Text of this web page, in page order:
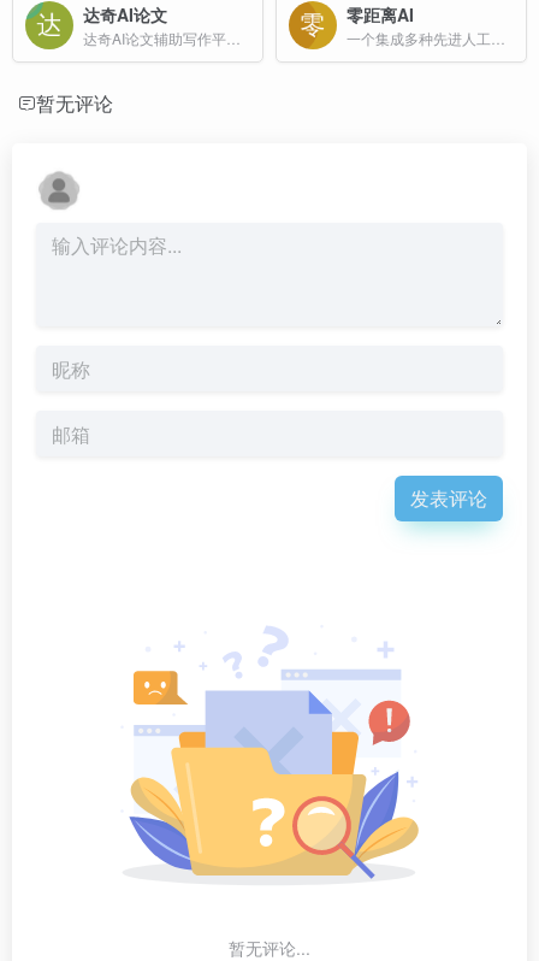
达奇AI论文 零距离AI
暂无评论
发表评论
暂无评论...